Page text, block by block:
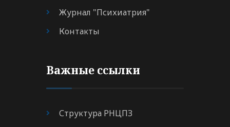
Журнал "Психиатрия"
Контакты
Важные ссылки
Структура РНЦПЗ